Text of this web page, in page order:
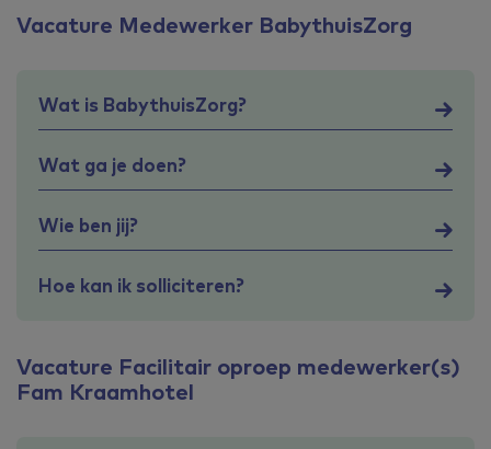
Vacature Medewerker BabythuisZorg
Wat is BabythuisZorg?
Wat ga je doen?
Wie ben jij?
Hoe kan ik solliciteren?
Vacature Facilitair oproep medewerker(s)
Fam Kraamhotel